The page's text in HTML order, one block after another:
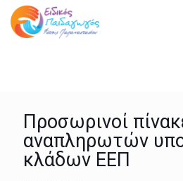
Προσωρινοί
αναπληρωτών
κλάδων ΕΕΠ